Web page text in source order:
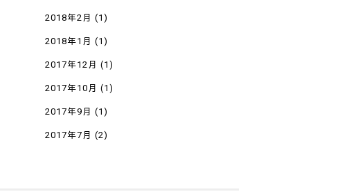
2018年2月 (1)
2018年1月 (1)
2017年12月 (1)
2017年10月 (1)
2017年9月 (1)
2017年7月 (2)